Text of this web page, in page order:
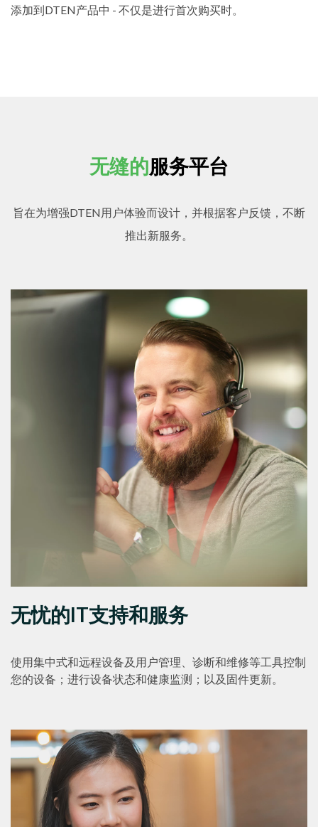
添加到DTEN产品中 - 不仅是进行首次购买时。
无缝的服务平台
旨在为增强DTEN用户体验而设计，并根据客户反馈，不断
推出新服务。
无忧的IT支持和服务
使用集中式和远程设备及用户管理、诊断和维修等工具控制
您的设备；进行设备状态和健康监测；以及固件更新。